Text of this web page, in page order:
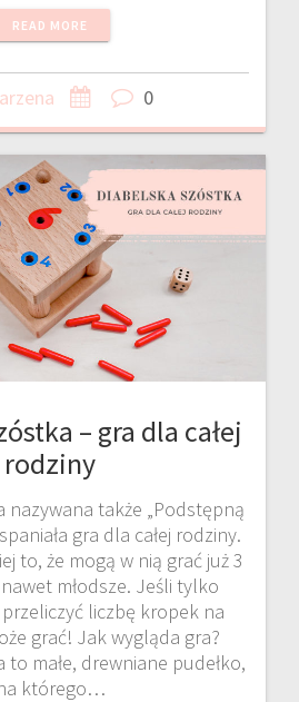
READ MORE
0
– gra dla całej
rodziny
nazywana także „Podstępną
gra dla całej rodziny.
to, że mogą w nią grać już 3
młodsze. Jeśli tylko
liczbę kropek na
grać! Jak wygląda gra?
małe, drewniane pudełko,
którego…